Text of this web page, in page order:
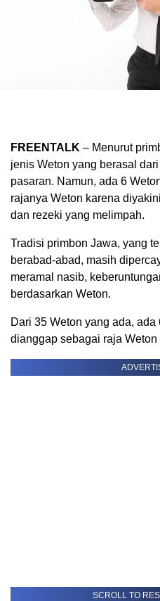
FREENTALK – Menurut
jenis Weton yang berasal
pasaran. Namun, ada 6
rajanya Weton karena
dan rezeki yang melimpah.
Tradisi primbon Jawa, yang
berabad-abad, masih
meramal nasib,
berdasarkan Weton.
Dari 35 Weton yang ada,
dianggap sebagai raja
SCROLL TO